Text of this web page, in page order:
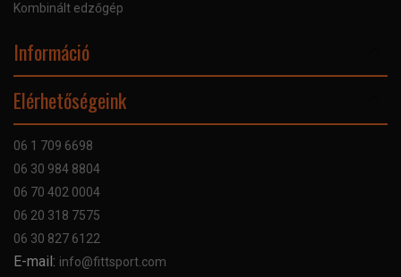
Kombinált edzőgép
Információ
Bankkártyás fizetés
Elérhetőségeink
06 1 709 6698
06 30 984 8804
06 70 402 0004
06 20 318 7575
06 30 827 6122
E-mail: info@fittsport.com